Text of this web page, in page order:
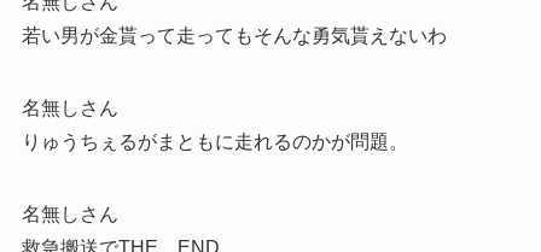
若い男が金貰って走ってもそんな勇気貰えないわ
名無しさん
りゅうちぇるがまともに走れるのかが問題。
名無しさん